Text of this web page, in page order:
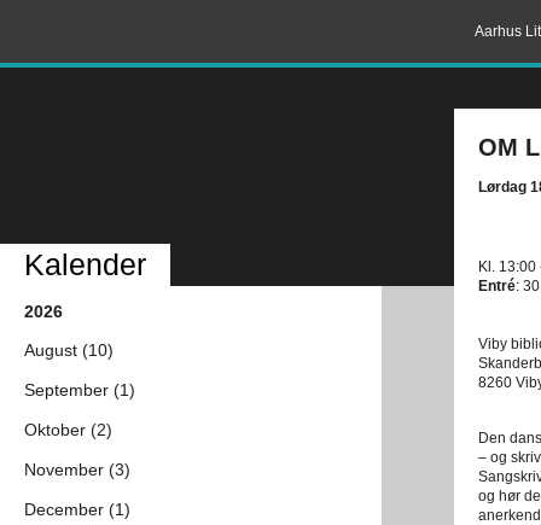
Aarhus
OM
Lørdag
Kl. 13:00
Entré:
Viby
8260
Den
– og
og hør
Kalender
2026
August (10)
September (1)
Oktober (2)
November (3)
December (1)